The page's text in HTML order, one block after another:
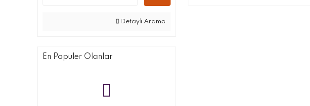
Detaylı Arama
En Populer Olanlar